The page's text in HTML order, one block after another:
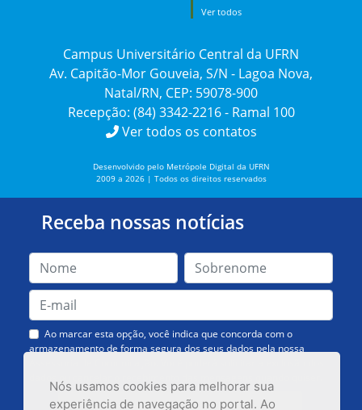
Nós usamos cookies para melhorar sua
experiência de navegação no portal. Ao
Ver todos
Campus Universitário Central da UFRN
Av. Capitão-Mor Gouveia, S/N - Lagoa Nova,
Natal/RN, CEP: 59078-900
Recepção: (84) 3342-2216 - Ramal 100
Ver todos os contatos
Desenvolvido pelo Metrópole Digital da UFRN
2009 a 2026 | Todos os direitos reservados
Receba nossas notícias
Ao marcar esta opção, você indica que concorda com o
armazenamento de forma segura dos seus dados pela nossa